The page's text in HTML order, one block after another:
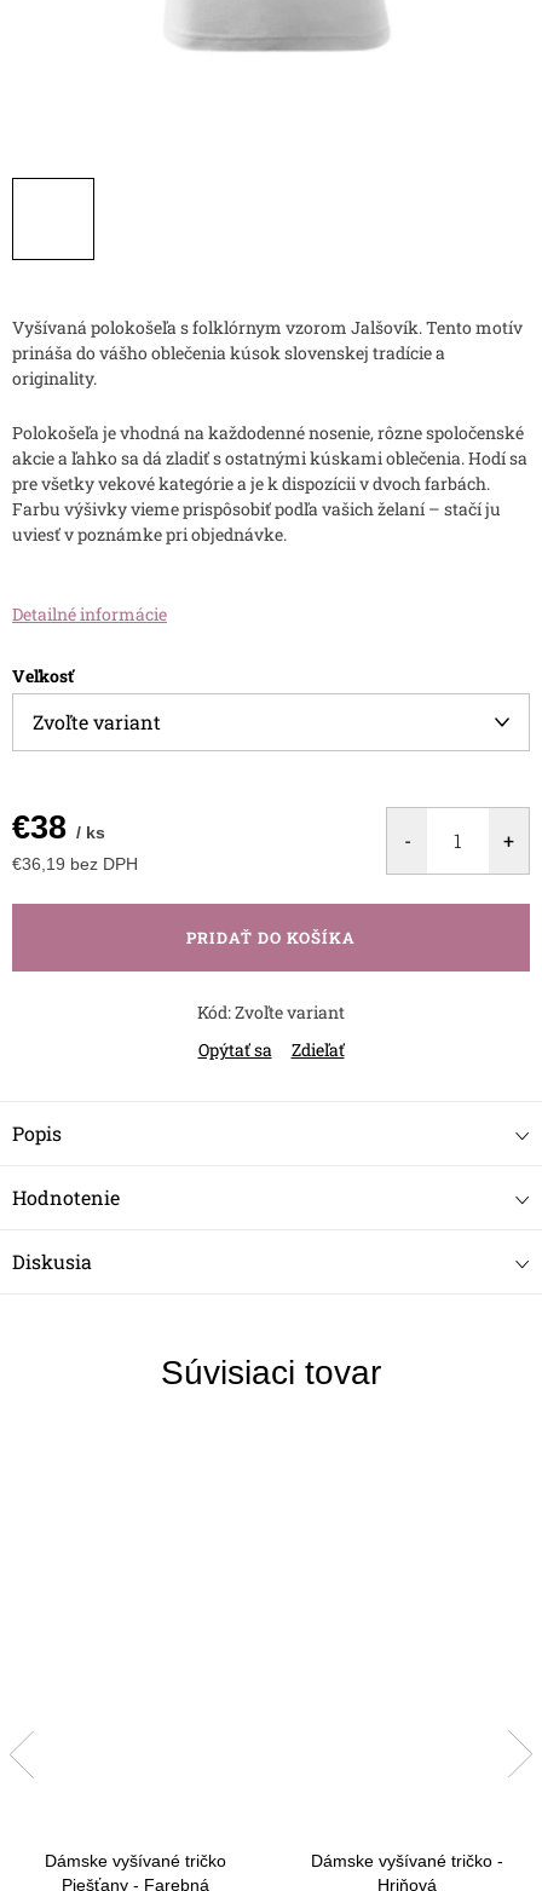
Vyšívaná polokošeľa s folklórnym vzorom Jalšovík. Tento motív
prináša do vášho oblečenia kúsok slovenskej tradície a
originality.
Polokošeľa je vhodná na každodenné nosenie, rôzne spoločenské
akcie a ľahko sa dá zladiť s ostatnými kúskami oblečenia. Hodí sa
pre všetky vekové kategórie a je k dispozícii v dvoch farbách.
Farbu výšivky vieme prispôsobiť podľa vašich želaní – stačí ju
uviesť v poznámke pri objednávke.
Detailné informácie
Veľkosť
€38 / ks
€36,19 bez DPH
cena:
PRIDAŤ DO KOŠÍKA
Kód:Zvoľte variant
Opýtať sa
Zdieľať
Popis
Hodnotenie
Diskusia
Súvisiaci tovar
Dámske vyšívané tričko
Piešťany - Farebná
Dámske vyšívané tričko -
Hriňová